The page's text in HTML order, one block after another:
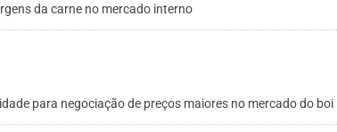
da carne no mercado interno
para negociação de preços maiores no mercado do boi